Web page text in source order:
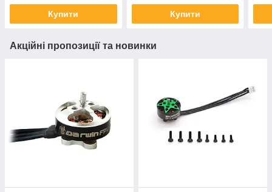
Купити Купити
Акційні пропозиції та новинки